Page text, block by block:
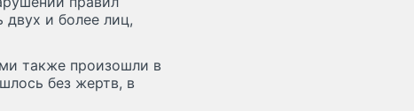
и более лиц,
также произошли в
без жертв, в